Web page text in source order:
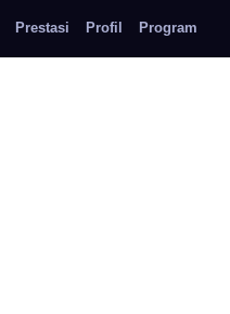
Prestasi Profil Program